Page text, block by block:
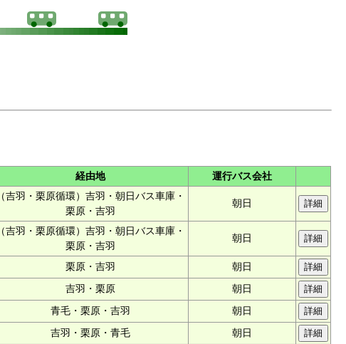
経由地 運行バス会社
（吉羽・栗原循環）吉羽・朝日バス車庫・
栗原・吉羽
朝日
（吉羽・栗原循環）吉羽・朝日バス車庫・
栗原・吉羽
朝日
栗原・吉羽 朝日
吉羽・栗原 朝日
青毛・栗原・吉羽 朝日
吉羽・栗原・青毛 朝日